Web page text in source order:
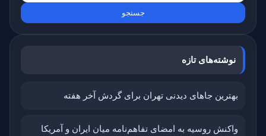
نوشته‌های تازه
بهترین جاهای دیدنی تهران برای گردش آخر هفته
واکنش روسیه به امضای تفاهم‌نامه میان ایران و آمریکا